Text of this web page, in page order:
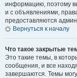
информацию, поэтому
и с объявлениями,
предоставляются
Вернуться к началу
Что такое закрытые
Это такие темы, в
сообщения, и все
завершаются. Темы